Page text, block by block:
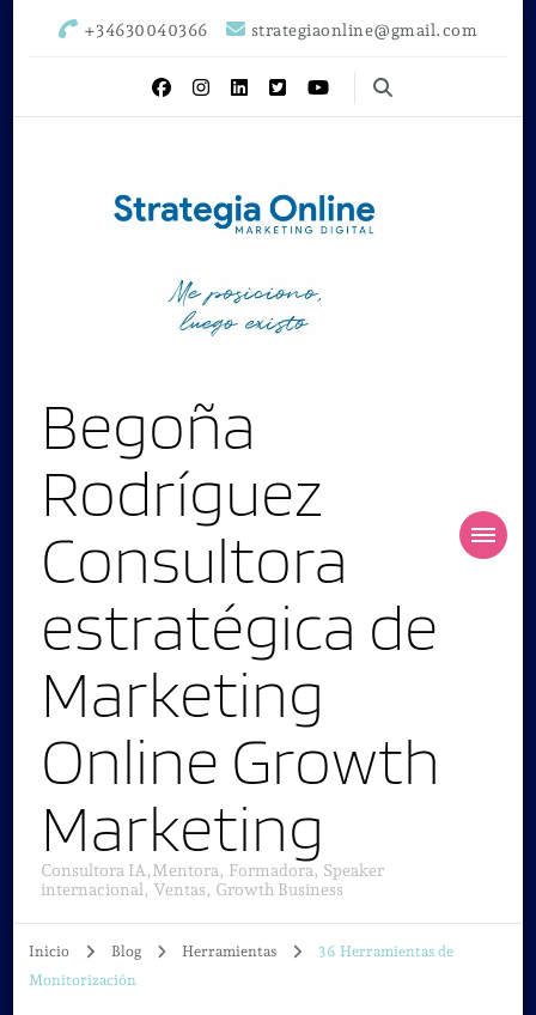
+34630040366 strategiaonline@gmail.com
Begoña
Rodríguez
Consultora
estratégica de
Marketing
Online Growth
Marketing
Consultora IA,Mentora, Formadora, Speaker
internacional, Ventas, Growth Business
Inicio Blog Herramientas
36 Herramientas de
Monitorización